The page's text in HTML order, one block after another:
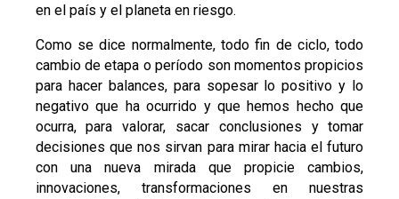
en el país y el planeta en riesgo.
Como se dice normalmente, todo fin de ciclo, todo
cambio de etapa o período son momentos propicios
para hacer balances, para sopesar lo positivo y lo
negativo que ha ocurrido y que hemos hecho que
ocurra, para valorar, sacar conclusiones y tomar
decisiones que nos sirvan para mirar hacia el futuro
con una nueva mirada que propicie cambios,
innovaciones, transformaciones en nuestras